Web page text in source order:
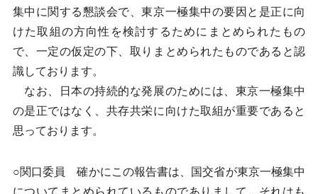
集中に関する懇談会で、東京一極集中の要因と是正に向
けた取組の方向性を検討するためにまとめられたもの
で、一定の仮定の下、取りまとめられたものであると認
識しております。
なお、日本の持続的な発展のためには、東京一極集中
の是正ではなく、共存共栄に向けた取組が重要であると
思っております。
○関口委員 確かにこの報告書は、国交省が東京一極集中
についてまとめられているものでありまして、それはも